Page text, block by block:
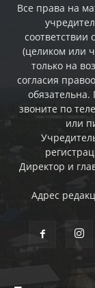
Все права на
соответствии
(целиком или
только на
согласия
звоните по
или
Директор и
Адрес